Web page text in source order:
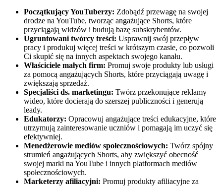
Początkujący YouTuberzy: Zdobądź przewagę na swojej
drodze na YouTube, tworząc angażujące Shorts, które
przyciągają widzów i budują bazę subskrybentów.
Ugruntowani twórcy treści: Usprawnij swój przepływ
pracy i produkuj więcej treści w krótszym czasie, co pozwoli
Ci skupić się na innych aspektach swojego kanału.
Właściciele małych firm: Promuj swoje produkty lub usługi
za pomocą angażujących Shorts, które przyciągają uwagę i
zwiększają sprzedaż.
Specjaliści ds. marketingu: Twórz przekonujące reklamy
wideo, które docierają do szerszej publiczności i generują
leady.
Edukatorzy: Opracowuj angażujące treści edukacyjne, które
utrzymują zainteresowanie uczniów i pomagają im uczyć się
efektywniej.
Menedżerowie mediów społecznościowych: Twórz spójny
strumień angażujących Shorts, aby zwiększyć obecność
swojej marki na YouTube i innych platformach mediów
społecznościowych.
Marketerzy afiliacyjni: Promuj produkty afiliacyjne za